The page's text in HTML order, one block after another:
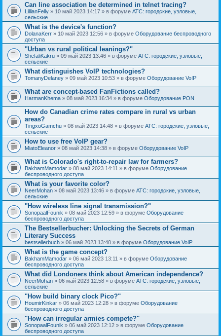
Can line association be determined in telnet tracing?
LillianFelly » 10 май 2023 14:17 » в форуме АТС: городские, узловые,
сельские
What is the device's function?
DolanaKerr » 10 май 2023 12:56 » в форуме Оборудование беспроводного
доступа
"Urban vs rural political leanings?"
ShefaliKakru » 09 май 2023 13:46 » в форуме АТС: городские, узловые,
сельские
What distinguishes VoIP technologies?
TomanyDelaney » 09 май 2023 10:53 » в форуме Оборудование VoIP
What are concept-based FanFictions called?
HarmanKhema » 08 май 2023 16:34 » в форуме Оборудование PON
How do Canadian crime rates compare in rural vs urban
areas?
TingxoGamchu » 08 май 2023 14:48 » в форуме АТС: городские, узловые,
сельские
How to use free VoIP gear?
MiatoEleanor » 08 май 2023 14:38 » в форуме Оборудование VoIP
What is Colorado's right-to-repair law for farmers?
BakhamMamodar » 08 май 2023 14:11 » в форуме Оборудование
беспроводного доступа
What is your favorite color?
NeerMohan » 08 май 2023 13:46 » в форуме АТС: городские, узловые,
сельские
"How wireless line signal transmission?"
SonopaalFounik » 08 май 2023 12:59 » в форуме Оборудование
беспроводного доступа
The Bestsellerbucher: Unlocking the Secrets of German
Literary Success
bestsellerbuch » 06 май 2023 13:40 » в форуме Оборудование VoIP
What is the game concept?
BakhamMamodar » 06 май 2023 13:11 » в форуме Оборудование
беспроводного доступа
What did Londoners think about American independence?
NeerMohan » 06 май 2023 12:58 » в форуме АТС: городские, узловые,
сельские
"How build binary clock Pico?"
HoumirKinkar » 06 май 2023 12:28 » в форуме Оборудование
беспроводного доступа
"How can irregular armies compete?"
SonopaalFounik » 06 май 2023 12:12 » в форуме Оборудование
беспроводного доступа